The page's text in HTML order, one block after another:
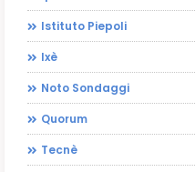
Istituto Piepoli
Ixè
Noto Sondaggi
Quorum
Tecnè